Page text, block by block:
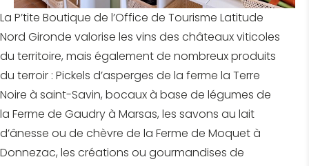
La P’tite Boutique de l’Office de Tourisme Latitude
Nord Gironde valorise les vins des châteaux viticoles
du territoire, mais également de nombreux produits
du terroir : Pickels d’asperges de la ferme la Terre
Noire à saint-Savin, bocaux à base de légumes de
la Ferme de Gaudry à Marsas, les savons au lait
d’ânesse ou de chèvre de la Ferme de Moquet à
Donnezac, les créations ou gourmandises de